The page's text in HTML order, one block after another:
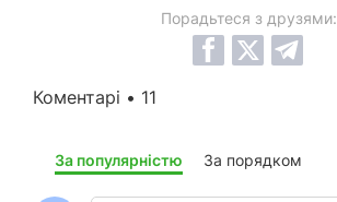
Порадьтеся з друзями:
Коментарі • 11
За популярністю За порядком